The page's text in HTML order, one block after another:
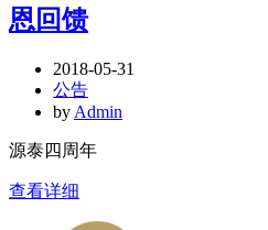
恩回馈
2018-05-31
公告
by Admin
源泰四周年
查看详细